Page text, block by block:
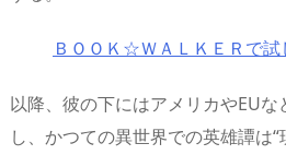
ＢＯＯＫ☆ＷＡＬＫＥＲで試
以降、彼の下にはアメリカやEU
し、かつての異世界での英雄譚は